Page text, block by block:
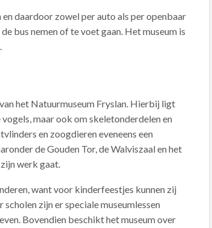
daardoor zowel per auto als per openbaar
bus nemen of te voet gaan. Het museum is
het Natuurmuseum Fryslan. Hierbij ligt
maar ook om skeletonderdelen en
en zoogdieren eveneens een
de Gouden Tor, de Walviszaal en het
werk gaat.
want voor kinderfeestjes kunnen zij
zijn er speciale museumlessen
Bovendien beschikt het museum over